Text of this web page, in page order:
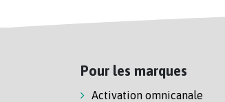
Pour les marques
Activation omnicanale